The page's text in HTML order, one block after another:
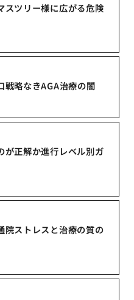
スツリー様に広がる危険
戦略なきAGA治療の闇
が正解か進行レベル別ガ
院ストレスと治療の質の